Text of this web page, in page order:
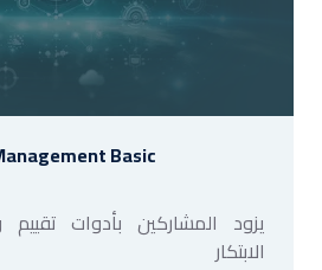
Basic
يزود المشاركين بأدوات تقييم
الابتكار